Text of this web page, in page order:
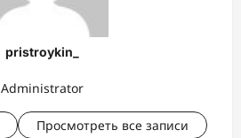
pristroykin_
Administrator
Просмотреть все записи